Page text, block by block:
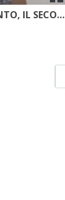
FORTITUDO AGRIGENTO, IL SECONDO AMERICANO È JALEN CANNON